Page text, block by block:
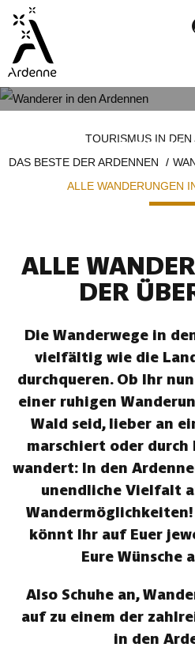
Direkt
zum
Inhalt
TOURISMUS IN DEN
DAS BESTE DER ARDENNEN
ALLE WANDERUNGEN
ALLE
DER
Die Wanderwege in
vielfältig wie die
durchqueren. Ob Ihr
einer ruhigen
Wald seid, lieber an
marschiert oder
wandert: In den
unendliche Vielfalt
könnt Ihr auf Euer
Eure Wünsche
Also Schuhe an,
auf zu einem der
in den